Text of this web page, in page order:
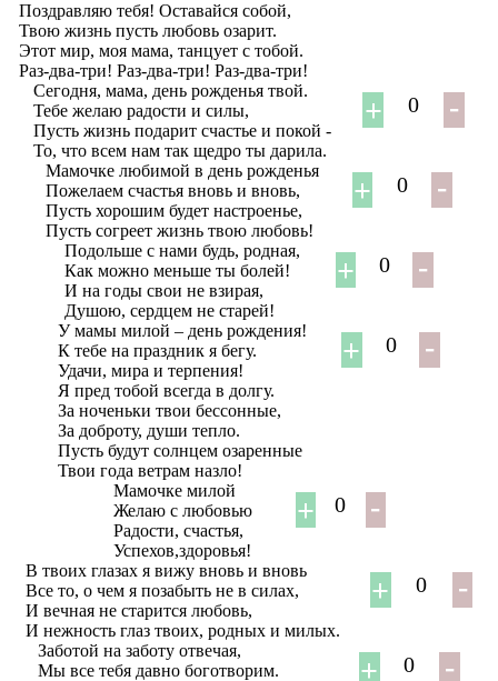
Поздравляю тебя! Оставайся собой,
Твою жизнь пусть любовь озарит.
Этот мир, моя мама, танцует с тобой.
Раз-два-три! Раз-два-три! Раз-два-три!
Сегодня, мама, день рожденья твой.
Тебе желаю радости и силы,
Пусть жизнь подарит счастье и покой -
То, что всем нам так щедро ты дарила.
0
Мамочке любимой в день рожденья
Пожелаем счастья вновь и вновь,
Пусть хорошим будет настроенье,
Пусть согреет жизнь твою любовь!
0
Подольше с нами будь, родная,
Как можно меньше ты болей!
И на годы свои не взирая,
Душою, сердцем не старей!
0
У мамы милой – день рождения!
К тебе на праздник я бегу.
Удачи, мира и терпения!
Я пред тобой всегда в долгу.
За ноченьки твои бессонные,
За доброту, души тепло.
Пусть будут солнцем озаренные
Твои года ветрам назло!
0
Мамочке милой
Желаю с любовью
Радости, счастья,
Успехов,здоровья!
0
В твоих глазах я вижу вновь и вновь
Все то, о чем я позабыть не в силах,
И вечная не старится любовь,
И нежность глаз твоих, родных и милых.
0
Заботой на заботу отвечая,
Мы все тебя давно боготворим.
0